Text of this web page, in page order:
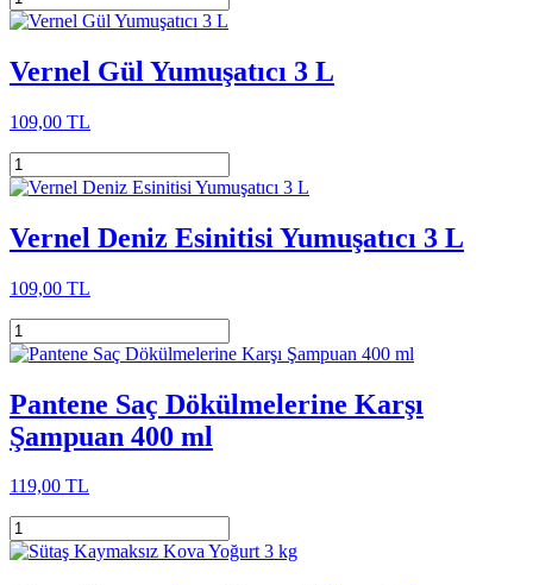
Vernel Gül Yumuşatıcı 3 L
109,00 TL
Vernel Deniz Esinitisi Yumuşatıcı 3 L
109,00 TL
Pantene Saç Dökülmelerine Karşı
Şampuan 400 ml
119,00 TL